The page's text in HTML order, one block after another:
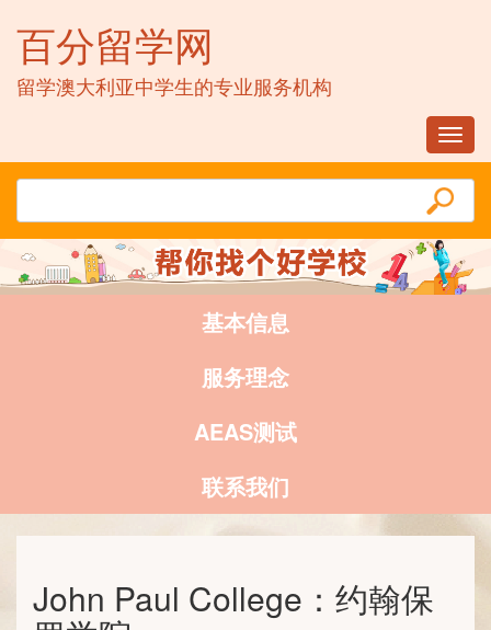
百分留学网
留学澳大利亚中学生的专业服务机构
基本信息
服务理念
AEAS测试
联系我们
John Paul College：约翰保